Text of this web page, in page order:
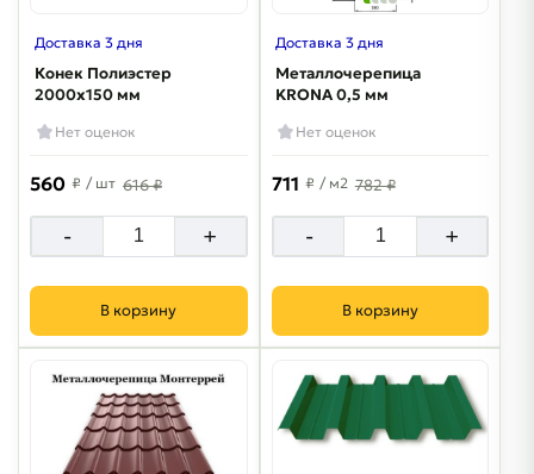
Доставка 3 дня
Конек Полиэстер
2000х150 мм
Нет оценок
560 ₽ / шт 616 ₽
- +
В корзину
Доставка 3 дня
Металлочерепица
KRONA 0,5 мм
Нет оценок
711 ₽ / м2 782 ₽
- +
В корзину